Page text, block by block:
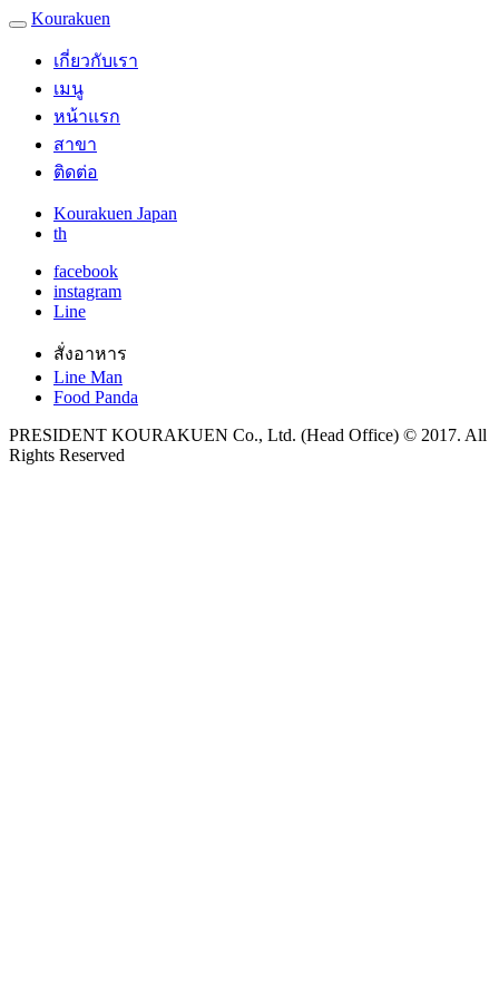
Kourakuen
เกี่ยวกับเรา
เมนู
หน้าแรก
สาขา
ติดต่อ
Kourakuen Japan
th
facebook
instagram
Line
สั่งอาหาร
Line Man
Food Panda
PRESIDENT KOURAKUEN Co., Ltd. (Head Office) © 2017. All
Rights Reserved